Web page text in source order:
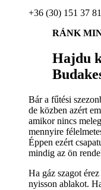
+36 (30) 151 37 81
RÁNK
Hajdu
Bár a fűtési
de közben azért
amikor nincs
mennyire
Éppen ezért
mindig az ön
Ha gáz szagot
nyisson ablakot.